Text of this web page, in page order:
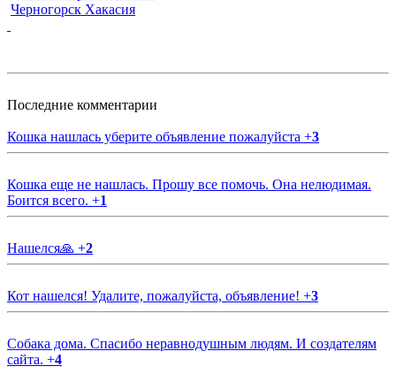
Черногорск Хакасия
Последние комментарии
Кошка нашлась уберите объявление пожалуйста +3
Кошка еще не нашлась. Прошу все помочь. Она нелюдимая.
Боится всего. +1
Нашелся🙏 +2
Кот нашелся! Удалите, пожалуйста, объявление! +3
Собака дома. Спасибо неравнодушным людям. И создателям
сайта. +4